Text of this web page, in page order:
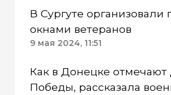
В Сургуте организовали
окнами ветеранов
9 мая 2024, 11:51
Как в Донецке отмечают
Победы, рассказала